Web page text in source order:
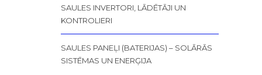
SAULES INVERTORI, LĀDĒTĀJI UN
KONTROLIERI
SAULES PANEĻI (BATERIJAS) – SOLĀRĀS
SISTĒMAS UN ENERĢIJA